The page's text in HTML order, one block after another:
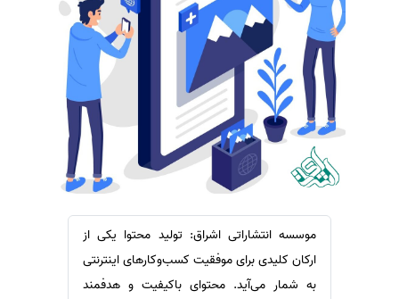
ترجمه عربی به فارسی
مشاهده همه زبان ها
سفارش ویرایش
سفارش پارافریز
سفارش فرمت‌بندی
سفارش کاهش کمیت
سفارش معرفی مجله
سفارش معرفی مقاله
سفارش معرفی کتاب
سفارش چکیده مبسوط
سفارش ترجمه مولتی‌مدیا
سفارش گویندگی
موسسه انتشاراتی اشراق: تولید محتوا یکی از
ارکان کلیدی برای موفقیت کسب‌وکارهای اینترنتی
به شمار می‌آید. محتوای باکیفیت و هدفمند